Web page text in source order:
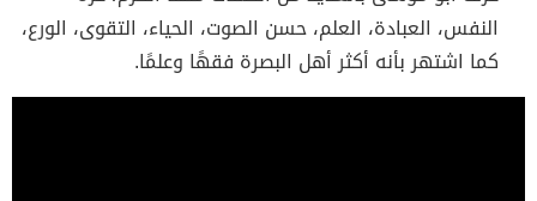
النفس، العبادة، العلم، حسن الصوت، الحياء، التقوى، الورع،
كما اشتهر بأنه أكثر أهل البصرة فقهًا وعلمًا.